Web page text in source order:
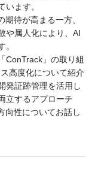
ます。
待が高まる一方、
や属人化により、AI
ConTrack」の取り組
高度化について紹介
発証跡管理を活用し
立するアプローチ
向性についてお話し